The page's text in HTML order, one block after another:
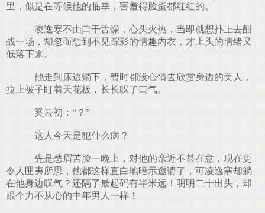
里，似是在等候他的临幸，害羞得脸蛋都红红的。
凌逸寒不由口干舌燥，心头火热，当即就想扑上去酣
战一场，却忽而想到不见踪影的情趣内衣，才上头的情绪又
低落下来。
他走到床边躺下，暂时都没心情去欣赏身边的美人，
拉上被子盯着天花板，长长叹了口气。
奚云初：“？”
这人今天是犯什么病？
先是愁眉苦脸一晚上，对他的亲近不甚在意，现在更
令人匪夷所思，他都这样直白地暗示邀请了，可凌逸寒却躺
在他身边叹气？还隔了最起码有半米远！明明二十出头，却
跟个力不从心的中年男人一样！